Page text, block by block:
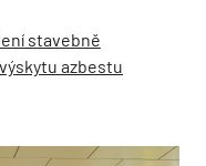
stavebně
azbestu